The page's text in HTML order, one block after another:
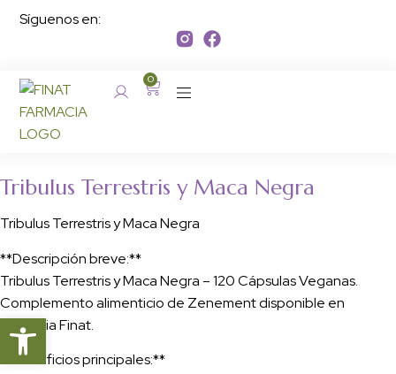
Síguenos en:
0
Tribulus Terrestris y Maca Negra
Tribulus Terrestris y Maca Negra
**Descripción breve:**
Tribulus Terrestris y Maca Negra – 120 Cápsulas Veganas.
Complemento alimenticio de Zenement disponible en
Farmacia Finat.
**Beneficios principales:**
Abrir barra de herramientas